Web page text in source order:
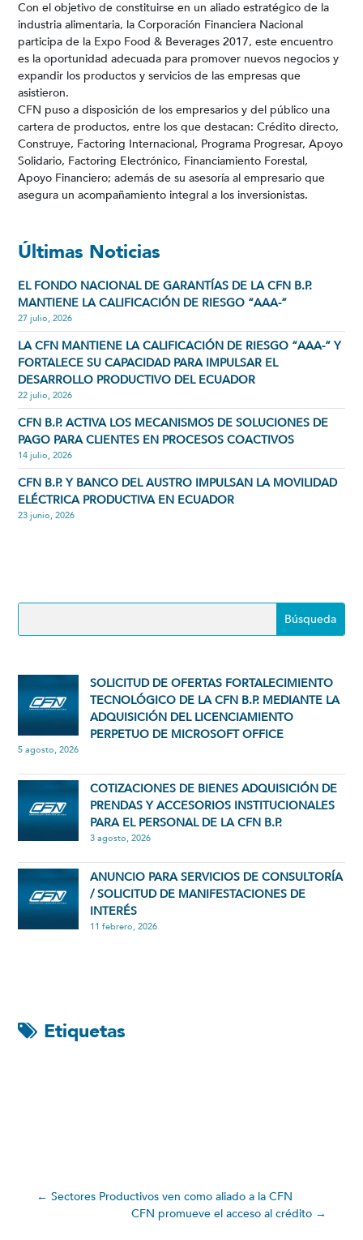
Con el objetivo de constituirse en un aliado estratégico de la
industria alimentaria, la Corporación Financiera Nacional
participa de la Expo Food & Beverages 2017, este encuentro
es la oportunidad adecuada para promover nuevos negocios y
expandir los productos y servicios de las empresas que
asistieron.
CFN puso a disposición de los empresarios y del público una
cartera de productos, entre los que destacan: Crédito directo,
Construye, Factoring Internacional, Programa Progresar, Apoyo
Solidario, Factoring Electrónico, Financiamiento Forestal,
Apoyo Financiero; además de su asesoría al empresario que
asegura un acompañamiento integral a los inversionistas.
Últimas Noticias
EL FONDO NACIONAL DE GARANTÍAS DE LA CFN B.P.
MANTIENE LA CALIFICACIÓN DE RIESGO “AAA-”
27 julio, 2026
LA CFN MANTIENE LA CALIFICACIÓN DE RIESGO “AAA-” Y
FORTALECE SU CAPACIDAD PARA IMPULSAR EL
DESARROLLO PRODUCTIVO DEL ECUADOR
22 julio, 2026
CFN B.P. ACTIVA LOS MECANISMOS DE SOLUCIONES DE
PAGO PARA CLIENTES EN PROCESOS COACTIVOS
14 julio, 2026
CFN B.P. Y BANCO DEL AUSTRO IMPULSAN LA MOVILIDAD
ELÉCTRICA PRODUCTIVA EN ECUADOR
23 junio, 2026
SOLICITUD DE OFERTAS FORTALECIMIENTO
TECNOLÓGICO DE LA CFN B.P. MEDIANTE LA
ADQUISICIÓN DEL LICENCIAMIENTO
PERPETUO DE MICROSOFT OFFICE
5 agosto, 2026
COTIZACIONES DE BIENES ADQUISICIÓN DE
PRENDAS Y ACCESORIOS INSTITUCIONALES
PARA EL PERSONAL DE LA CFN B.P.
3 agosto, 2026
ANUNCIO PARA SERVICIOS DE CONSULTORÍA
/ SOLICITUD DE MANIFESTACIONES DE
INTERÉS
11 febrero, 2026
Etiquetas
← Sectores Productivos ven como aliado a la CFN
CFN promueve el acceso al crédito →